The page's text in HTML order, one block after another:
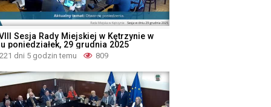
Sesja Rady Miejskiej w Kętrzynie w
poniedziałek, 29 grudnia 2025
221 dni 5 godzin temu 809